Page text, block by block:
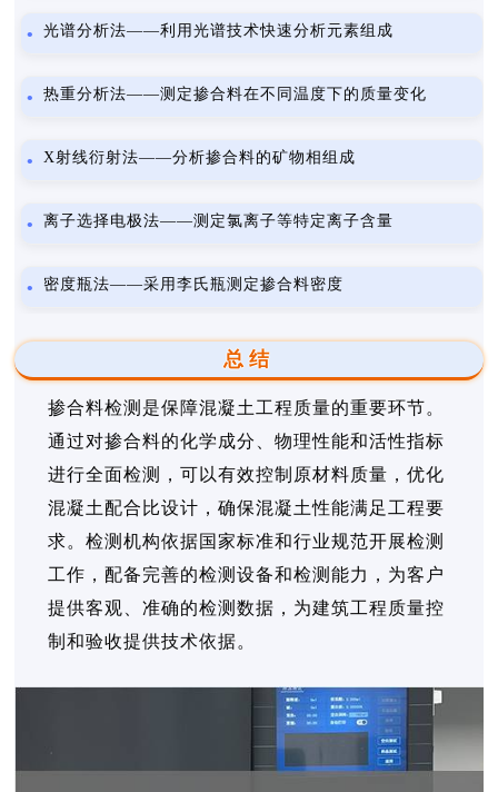
光谱分析法——利用光谱技术快速分析元素组成
热重分析法——测定掺合料在不同温度下的质量变化
X射线衍射法——分析掺合料的矿物相组成
离子选择电极法——测定氯离子等特定离子含量
密度瓶法——采用李氏瓶测定掺合料密度
总结
掺合料检测是保障混凝土工程质量的重要环节。
通过对掺合料的化学成分、物理性能和活性指标
进行全面检测，可以有效控制原材料质量，优化
混凝土配合比设计，确保混凝土性能满足工程要
求。检测机构依据国家标准和行业规范开展检测
工作，配备完善的检测设备和检测能力，为客户
提供客观、准确的检测数据，为建筑工程质量控
制和验收提供技术依据。